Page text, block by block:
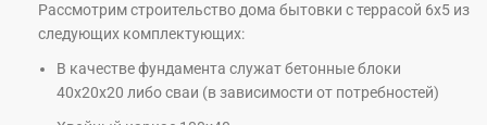
Рассмотрим строительство дома бытовки с террасой 6х5 из
следующих комплектующих:
В качестве фундамента служат бетонные блоки
40х20х20 либо сваи (в зависимости от потребностей)